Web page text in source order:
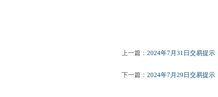
上一篇： 2024年7月31日交易提示
下一篇： 2024年7月29日交易提示